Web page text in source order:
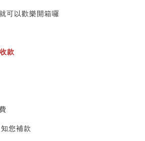
可以歡樂開箱囉
款
您補款